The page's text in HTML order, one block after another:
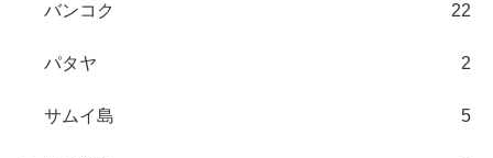
バンコク 22
パタヤ 2
サムイ島 5